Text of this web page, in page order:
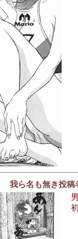
我ら名も無き投稿